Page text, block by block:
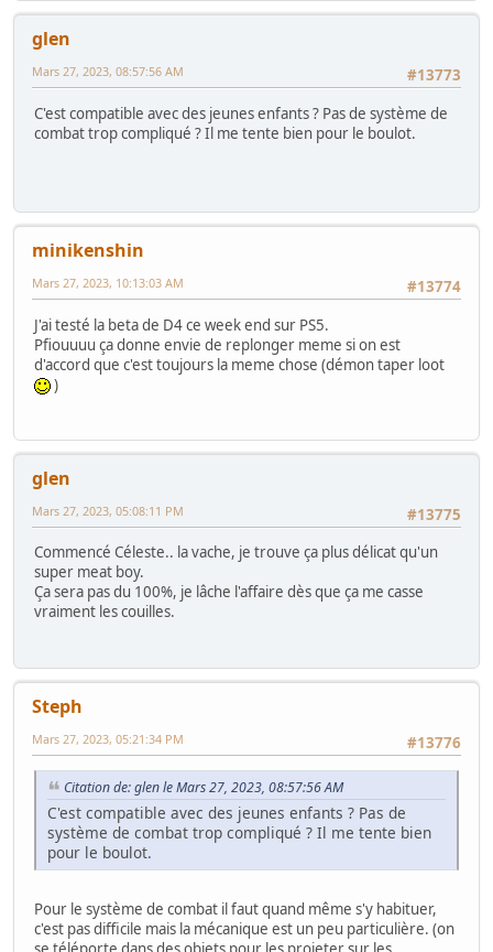
glen
#13773
Mars 27, 2023, 08:57:56 AM
C'est compatible avec des jeunes enfants ? Pas de système de
combat trop compliqué ? Il me tente bien pour le boulot.
minikenshin
#13774
Mars 27, 2023, 10:13:03 AM
J'ai testé la beta de D4 ce week end sur PS5.
Pfiouuuu ça donne envie de replonger meme si on est
d'accord que c'est toujours la meme chose (démon taper loot
)
glen
#13775
Mars 27, 2023, 05:08:11 PM
Commencé Céleste.. la vache, je trouve ça plus délicat qu'un
super meat boy.
Ça sera pas du 100%, je lâche l'affaire dès que ça me casse
vraiment les couilles.
Steph
#13776
Mars 27, 2023, 05:21:34 PM
Citation de: glen le Mars 27, 2023, 08:57:56 AM
C'est compatible avec des jeunes enfants ? Pas de
système de combat trop compliqué ? Il me tente bien
pour le boulot.
Pour le système de combat il faut quand même s'y habituer,
c'est pas difficile mais la mécanique est un peu particulière. (on